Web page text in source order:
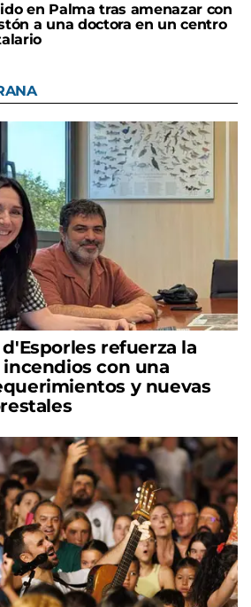
en Palma tras amenazar con
a una doctora en un centro
refuerza la
con una
y nuevas